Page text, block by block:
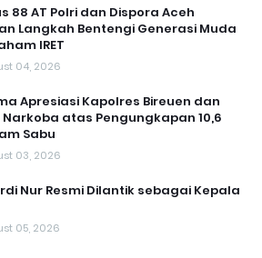
88 AT Polri dan Dispora Aceh
Langkah Bentengi Generasi Muda
IRET
04, 2026
Apresiasi Kapolres Bireuen dan
atas Pengungkapan 10,6
Sabu
03, 2026
Nur Resmi Dilantik sebagai Kepala
05, 2026